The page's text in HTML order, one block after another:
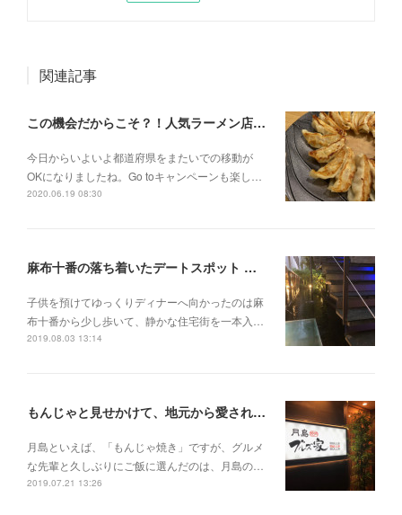
関連記事
この機会だからこそ？！人気ラーメン店のお取り寄せ
今日からいよいよ都道府県をまたいでの移動が
OKになりましたね。Go toキャンペーンも楽し…
2020.06.19 08:30
麻布十番の落ち着いたデートスポット 【Courage＠麻布十番】
子供を預けてゆっくりディナーへ向かったのは麻
布十番から少し歩いて、静かな住宅街を一本入…
2019.08.03 13:14
もんじゃと見せかけて、地元から愛される焼肉店へ【ブルズ家@月島】
月島といえば、「もんじゃ焼き」ですが、グルメ
な先輩と久しぶりにご飯に選んだのは、月島の…
2019.07.21 13:26